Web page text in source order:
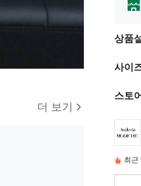
더 보기
상품
사이
스토
최근